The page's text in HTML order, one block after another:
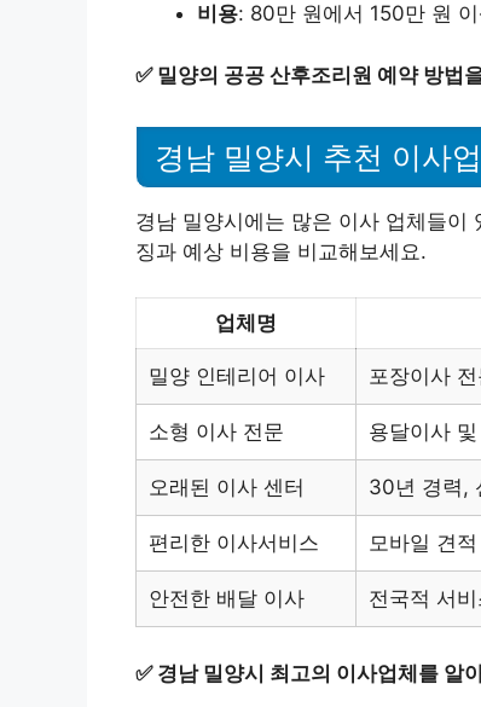
비용: 80만 원에서 150만 원
✅ 밀양의 공공 산후조리원 예약 방법
경남 밀양시 추천 이사
경남 밀양시에는 많은 이사 업체들이
징과 예상 비용을 비교해보세요.
업체명
밀양 인테리어 이사 포장이사
소형 이사 전문 용달이사
오래된 이사 센터 30년 경력,
편리한 이사서비스 모바일 견
안전한 배달 이사 전국적 서
✅ 경남 밀양시 최고의 이사업체를 알